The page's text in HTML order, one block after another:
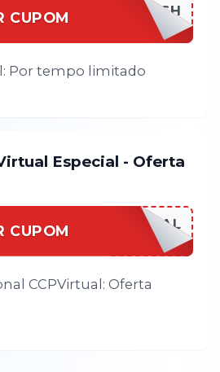
CUPOM CCPVIRFLASH
Por tempo limitado
Especial - Oferta
CUPOMCCPVIRESPECIAL
CCPVirtual: Oferta